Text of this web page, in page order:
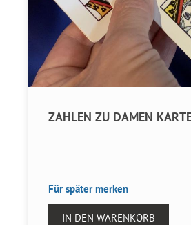
ZAHLEN ZU DAMEN
Für später merken
IN DEN WARENKORB